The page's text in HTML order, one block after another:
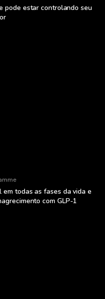
pode estar controlando seu
todas as fases da vida e
com GLP-1